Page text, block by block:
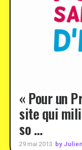
« Pour un
site qui
so …
29 mai 2013 by Julien